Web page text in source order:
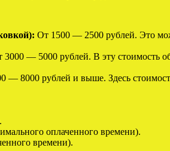
От 1500 — 2500 рублей. Это
3000 — 5000 рублей. В эту стоимость
— 8000 рублей и выше. Здесь
оплаченного времени).
времени).